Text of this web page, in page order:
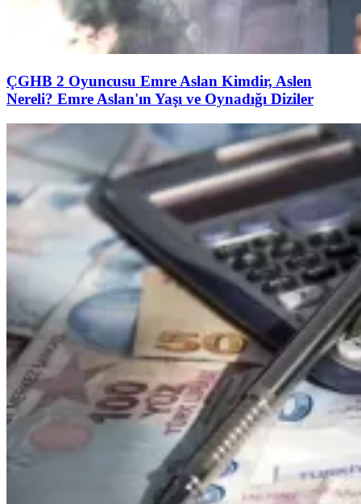
ÇGHB 2 Oyuncusu Emre Aslan Kimdir, Aslen
Nereli? Emre Aslan'ın Yaşı ve Oynadığı Diziler